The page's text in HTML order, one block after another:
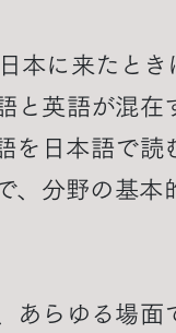
本に来たと
と英語が混在
日本語で読
、分野の基
らゆる場面